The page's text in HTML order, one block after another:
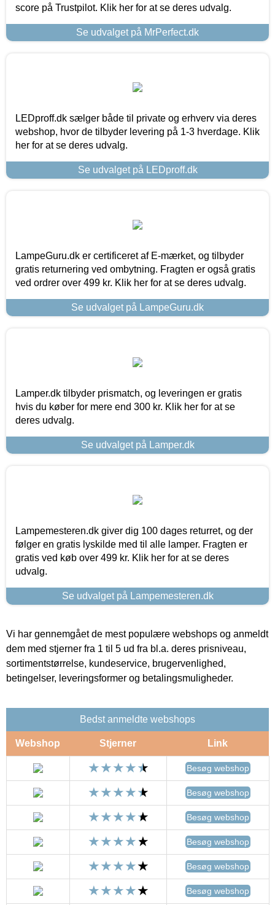
score på Trustpilot. Klik her for at se deres udvalg.
Se udvalget på MrPerfect.dk
LEDproff.dk sælger både til private og erhverv via deres
webshop, hvor de tilbyder levering på 1-3 hverdage. Klik
her for at se deres udvalg.
Se udvalget på LEDproff.dk
LampeGuru.dk er certificeret af E-mærket, og tilbyder
gratis returnering ved ombytning. Fragten er også gratis
ved ordrer over 499 kr. Klik her for at se deres udvalg.
Se udvalget på LampeGuru.dk
Lamper.dk tilbyder prismatch, og leveringen er gratis
hvis du køber for mere end 300 kr. Klik her for at se
deres udvalg.
Se udvalget på Lamper.dk
Lampemesteren.dk giver dig 100 dages returret, og der
følger en gratis lyskilde med til alle lamper. Fragten er
gratis ved køb over 499 kr. Klik her for at se deres
udvalg.
Se udvalget på Lampemesteren.dk
Vi har gennemgået de mest populære webshops og anmeldt
dem med stjerner fra 1 til 5 ud fra bl.a. deres prisniveau,
sortimentstørrelse, kundeservice, brugervenlighed,
betingelser, leveringsformer og betalingsmuligheder.
Bedst anmeldte webshops
Webshop Stjerner Link
Besøg webshop
Besøg webshop
Besøg webshop
Besøg webshop
Besøg webshop
Besøg webshop